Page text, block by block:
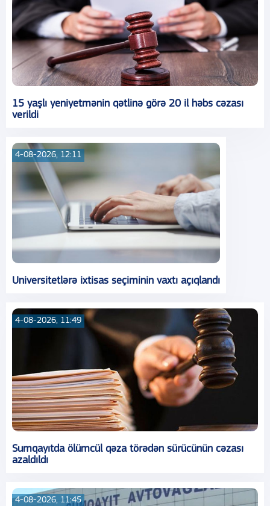
15 yaşlı yeniyetmənin qətlinə görə 20 il həbs cəzası
verildi
4-08-2026, 12:11
Universitetlərə ixtisas seçiminin vaxtı açıqlandı
4-08-2026, 11:49
Sumqayıtda ölümcül qəza törədən sürücünün cəzası
azaldıldı
4-08-2026, 11:45